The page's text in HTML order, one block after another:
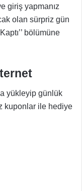
giriş yapmanız
olan sürpriz gün
bölümüne
yükleyip günlük
kuponlar ile hediye